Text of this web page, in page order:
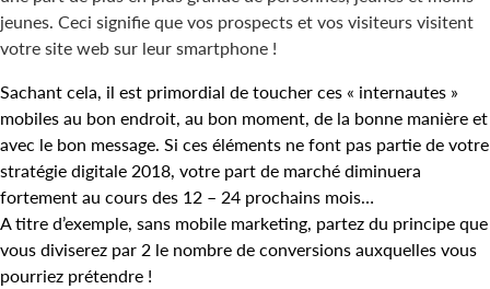
jeunes. Ceci signifie que vos prospects et vos visiteurs visitent
votre site web sur leur smartphone !
Sachant cela, il est primordial de toucher ces « internautes »
mobiles au bon endroit, au bon moment, de la bonne manière et
avec le bon message. Si ces éléments ne font pas partie de votre
stratégie digitale 2018, votre part de marché diminuera
fortement au cours des 12 – 24 prochains mois…
A titre d’exemple, sans mobile marketing, partez du principe que
vous diviserez par 2 le nombre de conversions auxquelles vous
pourriez prétendre !